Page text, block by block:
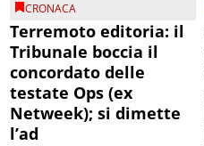
CRONACA
Terremoto editoria: il
Tribunale boccia il
concordato delle
testate Ops (ex
Netweek); si dimette
l’ad